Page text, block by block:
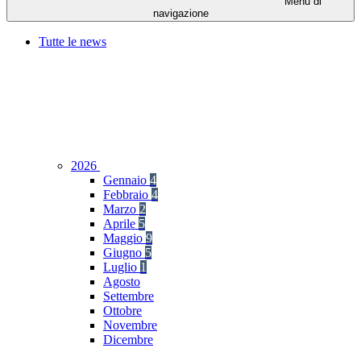
navigazione
Tutte le news
2026
Gennaio 4
Febbraio 4
Marzo 2
Aprile 5
Maggio 9
Giugno 5
Luglio 1
Agosto
Settembre
Ottobre
Novembre
Dicembre